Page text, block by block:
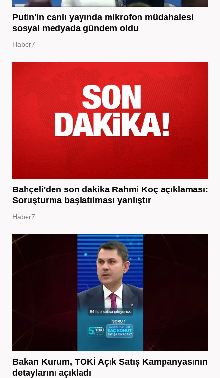
Putin'in canlı yayında mikrofon müdahalesi
sosyal medyada gündem oldu
Haber7
Bahçeli'den son dakika Rahmi Koç açıklaması:
Soruşturma başlatılması yanlıştır
Haber7
Bakan Kurum, TOKİ Açık Satış Kampanyasının
detaylarını açıkladı